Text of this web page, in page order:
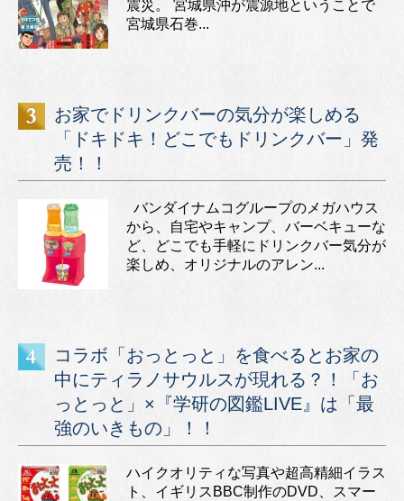
震災。 宮城県沖が震源地ということで
宮城県石巻...
お家でドリンクバーの気分が楽しめる
「ドキドキ！どこでもドリンクバー」発
売！！
バンダイナムコグループのメガハウス
から、自宅やキャンプ、バーベキューな
ど、どこでも手軽にドリンクバー気分が
楽しめ、オリジナルのアレン...
コラボ「おっとっと」を食べるとお家の
中にティラノサウルスが現れる？！「お
っとっと」×『学研の図鑑LIVE』は「最
強のいきもの」！！
ハイクオリティな写真や超高精細イラス
ト、イギリスBBC制作のDVD、スマー